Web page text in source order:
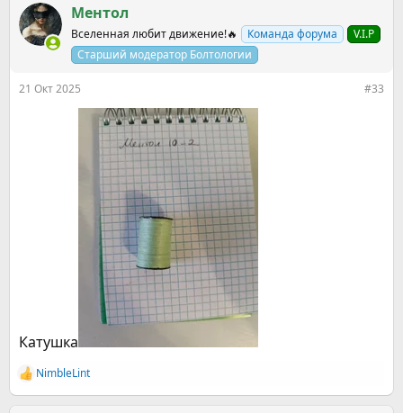
к
ц
и
Ментол
Вселенная любит движение!🔥 Команда форума
V.I.P
Старший модератор Болтологии
21 Окт 2025 #33
Катушка
Р
е
NimbleLint